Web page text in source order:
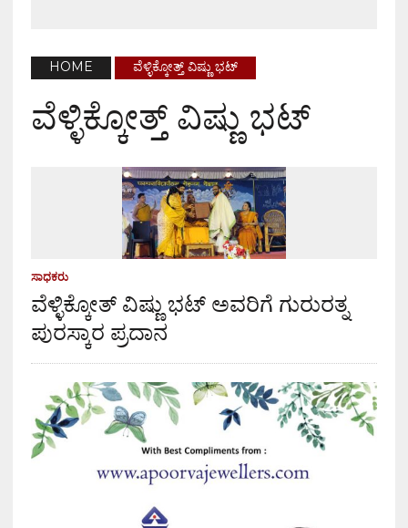
HOME ವೆಳ್ಳಿಕ್ಕೋತ್ತ್ ವಿಷ್ಣು ಭಟ್
ವೆಳ್ಳಿಕ್ಕೋತ್ತ್ ವಿಷ್ಣು ಭಟ್
ಸಾಧಕರು
ವೆಳ್ಳಿಕ್ಕೋತ್ ವಿಷ್ಣು ಭಟ್ ಅವರಿಗೆ ಗುರುರತ್ನ
ಪುರಸ್ಕಾರ ಪ್ರದಾನ